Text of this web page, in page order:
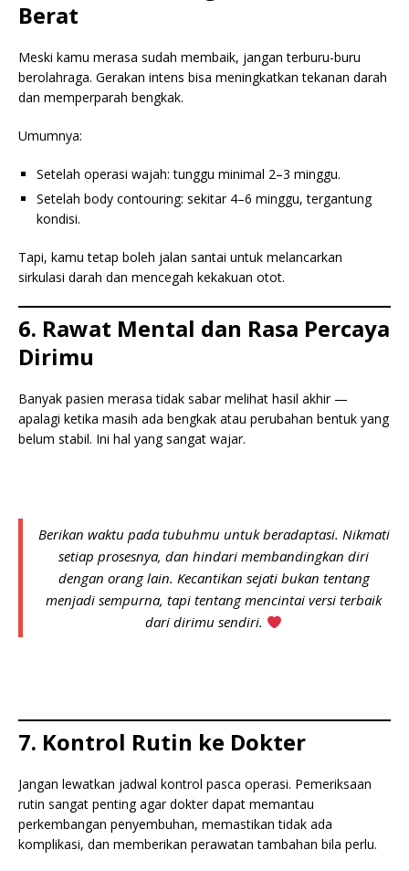
Berat
Meski kamu merasa sudah membaik, jangan terburu-buru
berolahraga. Gerakan intens bisa meningkatkan tekanan darah
dan memperparah bengkak.
Umumnya:
Setelah operasi wajah: tunggu minimal 2–3 minggu.
Setelah body contouring: sekitar 4–6 minggu, tergantung
kondisi.
Tapi, kamu tetap boleh jalan santai untuk melancarkan
sirkulasi darah dan mencegah kekakuan otot.
6. Rawat Mental dan Rasa Percaya
Dirimu
Banyak pasien merasa tidak sabar melihat hasil akhir —
apalagi ketika masih ada bengkak atau perubahan bentuk yang
belum stabil. Ini hal yang sangat wajar.
Berikan waktu pada tubuhmu untuk beradaptasi. Nikmati
setiap prosesnya, dan hindari membandingkan diri
dengan orang lain. Kecantikan sejati bukan tentang
menjadi sempurna, tapi tentang mencintai versi terbaik
dari dirimu sendiri.
7. Kontrol Rutin ke Dokter
Jangan lewatkan jadwal kontrol pasca operasi. Pemeriksaan
rutin sangat penting agar dokter dapat memantau
perkembangan penyembuhan, memastikan tidak ada
komplikasi, dan memberikan perawatan tambahan bila perlu.